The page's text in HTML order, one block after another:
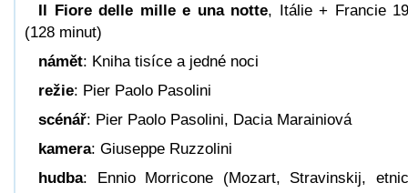
Il Fiore delle mille e una notte, Itálie + Francie
(128 minut)
námět: Kniha tisíce a jedné noci
režie: Pier Paolo Pasolini
scénář: Pier Paolo Pasolini, Dacia Marainiová
kamera: Giuseppe Ruzzolini
hudba: Ennio Morricone (Mozart, Stravinskij,